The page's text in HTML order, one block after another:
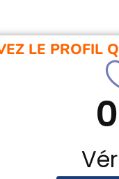
LE PROFIL
0